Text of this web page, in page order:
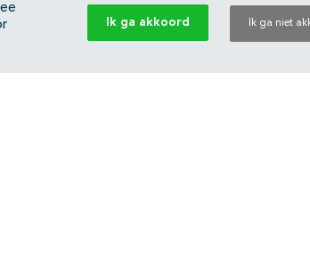
Ik ga akkoord Ik ga niet